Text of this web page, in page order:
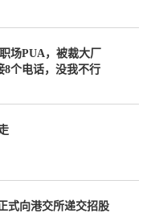
场PUA，被裁大厂
8个电话，没我不行
式向港交所递交招股